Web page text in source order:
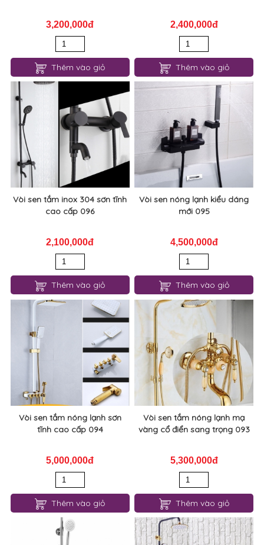
3,200,000đ
Thêm vào giỏ
2,400,000đ
Thêm vào giỏ
Vòi sen tắm inox 304 sơn tĩnh
cao cấp 096
2,100,000đ
Thêm vào giỏ
Vòi sen nóng lạnh kiểu dáng
mới 095
4,500,000đ
Thêm vào giỏ
Vòi sen tắm nóng lạnh sơn
tĩnh cao cấp 094
5,000,000đ
Thêm vào giỏ
Vòi sen tắm nóng lạnh mạ
vàng cổ điển sang trọng 093
5,300,000đ
Thêm vào giỏ